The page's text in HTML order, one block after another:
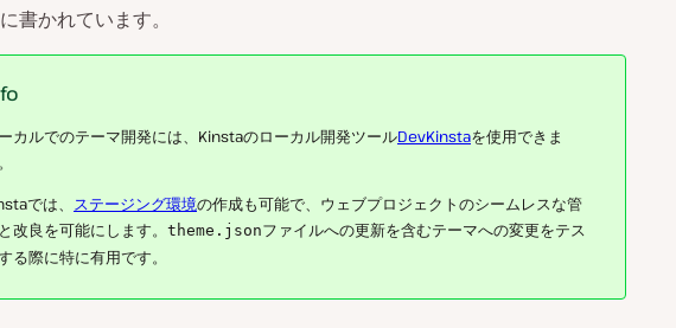
書かれています。
カルでのテーマ開発には、Kinstaのローカル開発ツールDevKinstaを使用できま
では、 ステージング環境の作成も可能で、ウェブプロジェクトのシームレスな管
改良を可能にします。 theme.jsonファイルへの更新を含むテーマへの変更をテス
る際に特に有用です。